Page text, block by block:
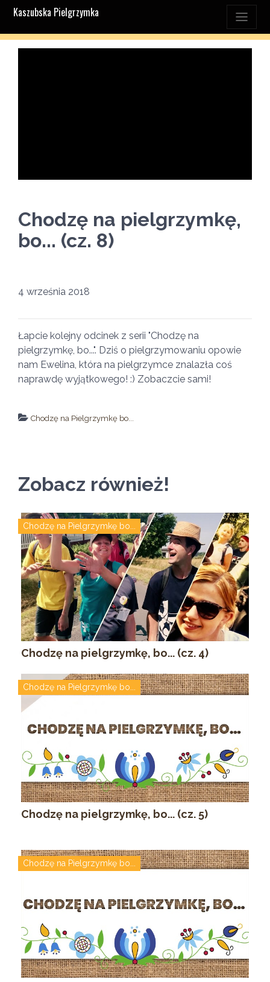
Kaszubska Pielgrzymka
Chodzę na pielgrzymkę,
bo... (cz. 8)
4 września 2018
Łapcie kolejny odcinek z serii "Chodzę na
pielgrzymkę, bo...". Dziś o pielgrzymowaniu opowie
nam Ewelina, która na pielgrzymce znalazła coś
naprawdę wyjątkowego! :) Zobaczcie sami!
Chodzę na Pielgrzymkę bo...
Zobacz również!
Chodzę na Pielgrzymkę bo...
Chodzę na pielgrzymkę, bo... (cz. 4)
Chodzę na Pielgrzymkę bo...
Chodzę na pielgrzymkę, bo... (cz. 5)
Chodzę na Pielgrzymkę bo...